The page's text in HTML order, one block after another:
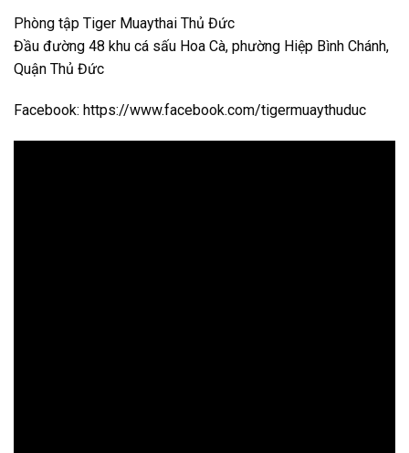
Phòng tập Tiger Muaythai Thủ Đức
Đầu đường 48 khu cá sấu Hoa Cà, phường Hiệp Bình Chánh,
Quận Thủ Đức
Facebook: https://www.facebook.com/tigermuaythuduc